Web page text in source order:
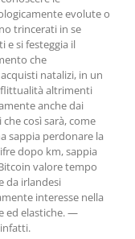
evolute o
trincerati in se
e si festeggia il
che
natalizi, in un
altrimenti
anche dai
così sarà, come
sappia perdonare la
dopo km, sappia
valore tempo
da irlandesi
interesse nella
ed elastiche. —